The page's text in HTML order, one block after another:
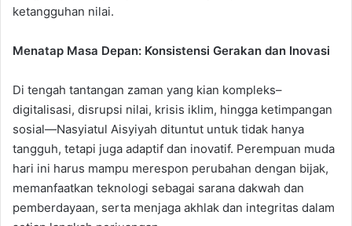
ketangguhan nilai.
Menatap Masa Depan: Konsistensi Gerakan dan Inovasi
Di tengah tantangan zaman yang kian kompleks–
digitalisasi, disrupsi nilai, krisis iklim, hingga ketimpangan
sosial—Nasyiatul Aisyiyah dituntut untuk tidak hanya
tangguh, tetapi juga adaptif dan inovatif. Perempuan muda
hari ini harus mampu merespon perubahan dengan bijak,
memanfaatkan teknologi sebagai sarana dakwah dan
pemberdayaan, serta menjaga akhlak dan integritas dalam